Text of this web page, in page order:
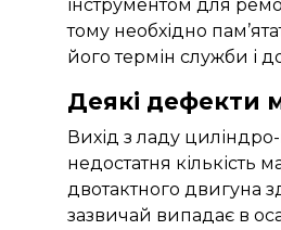
інструментом для
тому необхідно
його термін служби і
Деякі дефекти
Вихід з ладу
недостатня кількість
двотактного двигуна
зазвичай випадає в